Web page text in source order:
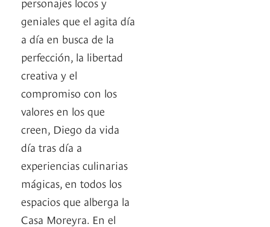
geniales que el agita día
a día en busca de la
perfección, la libertad
creativa y el
compromiso con los
valores en los que
creen, Diego da vida
día tras día a
experiencias culinarias
mágicas, en todos los
espacios que alberga la
Casa Moreyra. En el